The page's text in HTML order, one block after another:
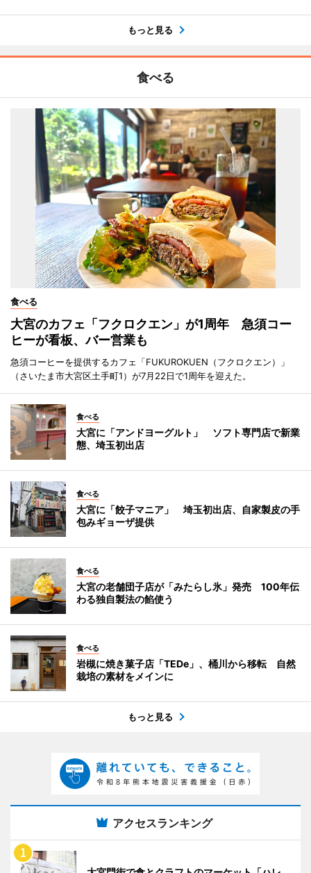
もっと見る
食べる
食べる
大宮のカフェ「フクロクエン」が1周年 急須コー
ヒーが看板、バー営業も
急須コーヒーを提供するカフェ「FUKUROKUEN（フクロクエン）」
（さいたま市大宮区土手町1）が7月22日で1周年を迎えた。
食べる
大宮に「アンドヨーグルト」 ソフト専門店で新業
態、埼玉初出店
食べる
大宮に「餃子マニア」 埼玉初出店、自家製皮の手
包みギョーザ提供
食べる
大宮の老舗団子店が「みたらし氷」発売 100年伝
わる独自製法の餡使う
食べる
岩槻に焼き菓子店「TEDe」、桶川から移転 自然
栽培の素材をメインに
もっと見る
アクセスランキング